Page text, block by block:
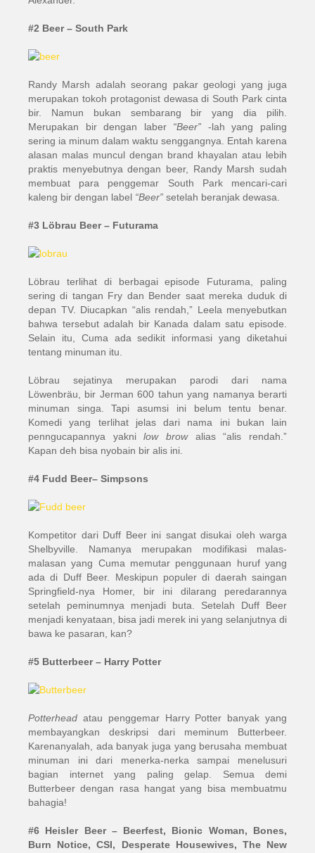
#2 Beer – South Park
Randy Marsh adalah seorang pakar geologi yang juga
merupakan tokoh protagonist dewasa di South Park cinta
bir. Namun bukan sembarang bir yang dia pilih.
Merupakan bir dengan laber “Beer” -lah yang paling
sering ia minum dalam waktu senggangnya. Entah karena
alasan malas muncul dengan brand khayalan atau lebih
praktis menyebutnya dengan beer, Randy Marsh sudah
membuat para penggemar South Park mencari-cari
kaleng bir dengan label “Beer” setelah beranjak dewasa.
#3 Löbrau Beer – Futurama
Löbrau terlihat di berbagai episode Futurama, paling
sering di tangan Fry dan Bender saat mereka duduk di
depan TV. Diucapkan “alis rendah,” Leela menyebutkan
bahwa tersebut adalah bir Kanada dalam satu episode.
Selain itu, Cuma ada sedikit informasi yang diketahui
tentang minuman itu.
Löbrau sejatinya merupakan parodi dari nama
Löwenbräu, bir Jerman 600 tahun yang namanya berarti
minuman singa. Tapi asumsi ini belum tentu benar.
Komedi yang terlihat jelas dari nama ini bukan lain
penngucapannya yaknilow browalias “alis rendah.”
Kapan deh bisa nyobain bir alis ini.
#4 Fudd Beer– Simpsons
Kompetitor dari Duff Beer ini sangat disukai oleh warga
Shelbyville. Namanya merupakan modifikasi malas-
malasan yang Cuma memutar penggunaan huruf yang
ada di Duff Beer. Meskipun populer di daerah saingan
Springfield-nya Homer, bir ini dilarang peredarannya
setelah peminumnya menjadi buta. Setelah Duff Beer
menjadi kenyataan, bisa jadi merek ini yang selanjutnya di
bawa ke pasaran, kan?
#5 Butterbeer – Harry Potter
Potterhead atau penggemar Harry Potter banyak yang
membayangkan deskripsi dari meminum Butterbeer.
Karenanyalah, ada banyak juga yang berusaha membuat
minuman ini dari menerka-nerka sampai menelusuri
bagian internet yang paling gelap. Semua demi
Butterbeer dengan rasa hangat yang bisa membuatmu
bahagia!
#6 Heisler Beer – Beerfest, Bionic Woman, Bones,
Burn Notice, CSI, Desperate Housewives, The New